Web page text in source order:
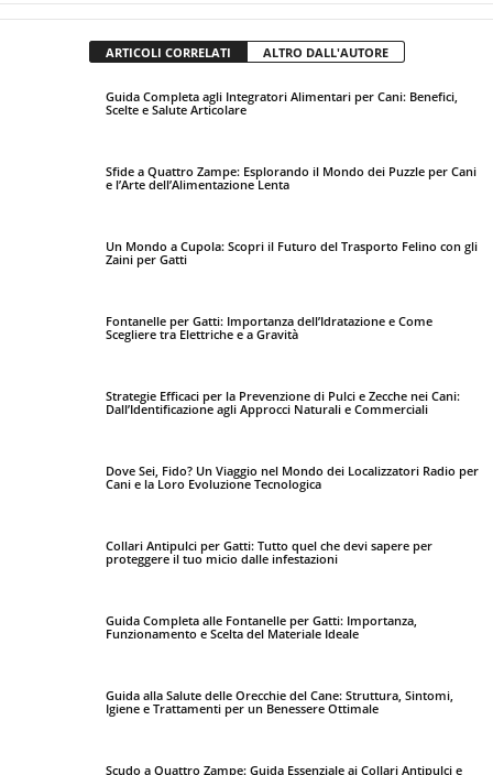
ARTICOLI CORRELATI ALTRO DALL'AUTORE
Guida Completa agli Integratori Alimentari per Cani: Benefici,
Scelte e Salute Articolare
Sfide a Quattro Zampe: Esplorando il Mondo dei Puzzle per Cani
e l’Arte dell’Alimentazione Lenta
Un Mondo a Cupola: Scopri il Futuro del Trasporto Felino con gli
Zaini per Gatti
Fontanelle per Gatti: Importanza dell’Idratazione e Come
Scegliere tra Elettriche e a Gravità
Strategie Efficaci per la Prevenzione di Pulci e Zecche nei Cani:
Dall’Identificazione agli Approcci Naturali e Commerciali
Dove Sei, Fido? Un Viaggio nel Mondo dei Localizzatori Radio per
Cani e la Loro Evoluzione Tecnologica
Collari Antipulci per Gatti: Tutto quel che devi sapere per
proteggere il tuo micio dalle infestazioni
Guida Completa alle Fontanelle per Gatti: Importanza,
Funzionamento e Scelta del Materiale Ideale
Guida alla Salute delle Orecchie del Cane: Struttura, Sintomi,
Igiene e Trattamenti per un Benessere Ottimale
Scudo a Quattro Zampe: Guida Essenziale ai Collari Antipulci e